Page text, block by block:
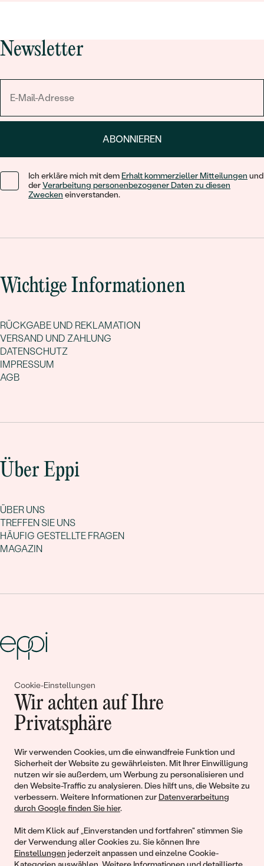
Cookie-Einstellungen
Wir achten auf Ihre
Privatsphäre
Wir verwenden Cookies, um die einwandfreie Funktion und
Sicherheit der Website zu gewährleisten. Mit Ihrer Einwilligung
nutzen wir sie außerdem, um Werbung zu personalisieren und
den Website-Traffic zu analysieren. Dies hilft uns, die Website zu
verbessern. Weitere Informationen zur Datenverarbeitung
durch Google finden Sie hier.
Mit dem Klick auf „Einverstanden und fortfahren" stimmen Sie
der Verwendung aller Cookies zu. Sie können Ihre
Einstellungen jederzeit anpassen und einzelne Cookie-
Newsletter
ABONNIEREN
Ich erkläre mich mit dem Erhalt kommerzieller Mitteilungen und
derVerarbeitung personenbezogener Daten zu diesen
Zwecken einverstanden.
Wichtige Informationen
RÜCKGABE UND REKLAMATION
VERSAND UND ZAHLUNG
DATENSCHUTZ
IMPRESSUM
AGB
Über Eppi
ÜBER UNS
TREFFEN SIE UNS
HÄUFIG GESTELLTE FRAGEN
MAGAZIN
Gemeinsam erschaffen wir
Geschichten von Schönheit und
Liebe
Begleiten Sie uns!